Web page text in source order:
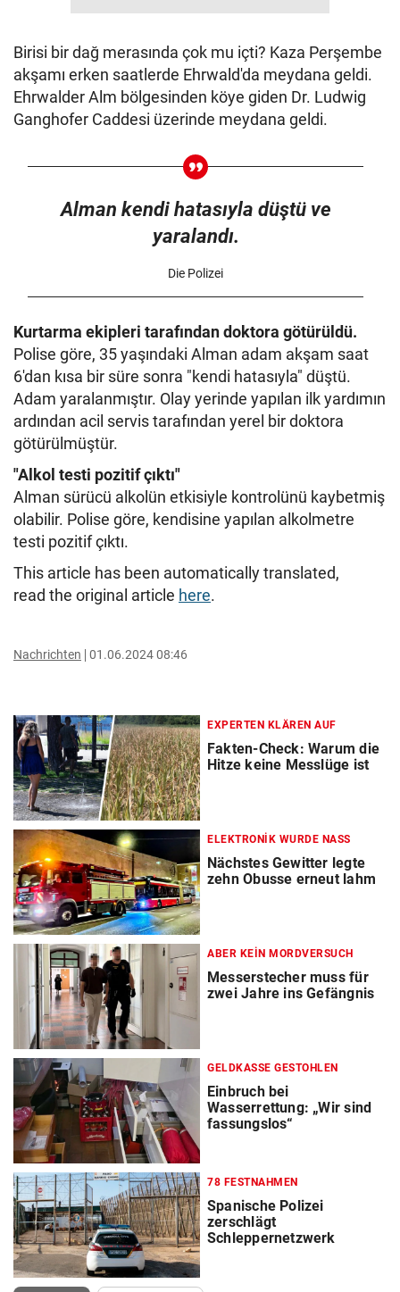
Birisi bir dağ merasında çok mu içti? Kaza Perşembe
akşamı erken saatlerde Ehrwald'da meydana geldi.
Ehrwalder Alm bölgesinden köye giden Dr. Ludwig
Ganghofer Caddesi üzerinde meydana geldi.
Alman kendi hatasıyla düştü ve
yaralandı.
Die Polizei
Kurtarma ekipleri tarafından doktora götürüldü.
Polise göre, 35 yaşındaki Alman adam akşam saat
6'dan kısa bir süre sonra "kendi hatasıyla" düştü.
Adam yaralanmıştır. Olay yerinde yapılan ilk yardımın
ardından acil servis tarafından yerel bir doktora
götürülmüştür.
"Alkol testi pozitif çıktı"
Alman sürücü alkolün etkisiyle kontrolünü kaybetmiş
olabilir. Polise göre, kendisine yapılan alkolmetre
testi pozitif çıktı.
This article has been automatically translated,
read the original article here.
Nachrichten 01.06.2024 08:46
EXPERTEN KLÄREN AUF
Fakten-Check: Warum die
Hitze keine Messlüge ist
ELEKTRONIK WURDE NASS
Nächstes Gewitter legte
zehn Obusse erneut lahm
ABER KEIN MORDVERSUCH
Messerstecher muss für
zwei Jahre ins Gefängnis
GELDKASSE GESTOHLEN
Einbruch bei
Wasserrettung: „Wir sind
fassungslos“
78 FESTNAHMEN
Spanische Polizei
zerschlägt
Schleppernetzwerk